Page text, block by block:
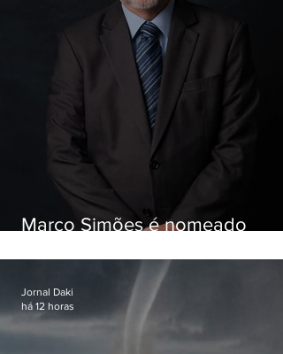
Marco Simões é nomeado
Jornal Daki
há 12 horas